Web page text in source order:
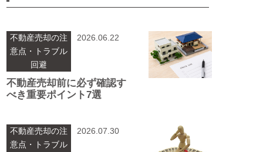
不動産売却の注
意点・トラブル
回避
2026.06.22
不動産売却前に必ず確認す
べき重要ポイント7選
不動産売却の注
意点・トラブル
2026.07.30